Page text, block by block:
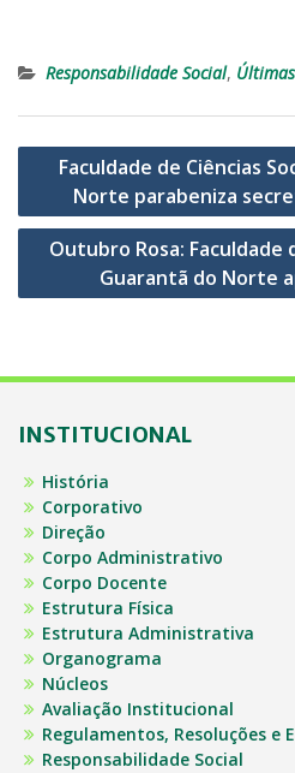
Responsabilidade Social, Últimas
Navegação
Post
Faculdade de Ciências
Norte parabeniza
Outubro Rosa: Faculdade
Guarantã do Norte
INSTITUCIONAL
História
Corporativo
Direção
Corpo Administrativo
Corpo Docente
Estrutura Física
Estrutura Administrativa
Organograma
Núcleos
Avaliação Institucional
Regulamentos, Resoluções e
Responsabilidade Social